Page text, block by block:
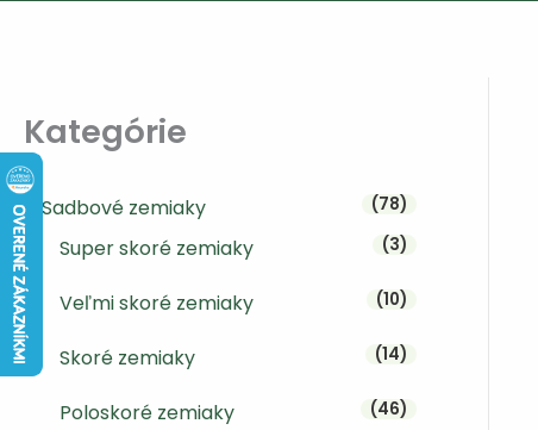
Kategórie
Sadbové zemiaky 7878 produktov
Super skoré zemiaky 33 produkty
Veľmi skoré zemiaky 1010 produktov
Skoré zemiaky 1414 produktov
Poloskoré zemiaky 4646 produktov